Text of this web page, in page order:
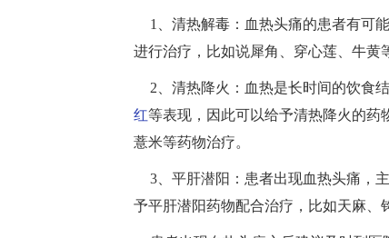
1、清热解毒：血热头痛的患者有可
进行治疗，比如说犀角、穿心莲、牛黄
2、清热降火：血热是长时间的饮食
红等表现，因此可以给予清热降火的药
薏米等药物治疗。
3、平肝潜阳：患者出现血热头痛，
予平肝潜阳药物配合治疗，比如天麻、